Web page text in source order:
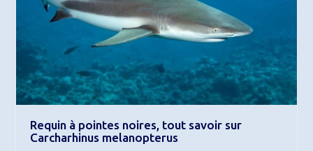
Requin à pointes noires, tout savoir sur
Carcharhinus melanopterus